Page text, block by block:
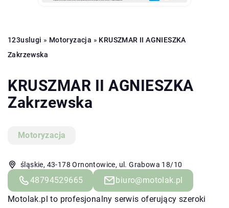
123uslugi » Motoryzacja » KRUSZMAR II AGNIESZKA
Zakrzewska
KRUSZMAR II AGNIESZKA
Zakrzewska
Motoryzacja
śląskie, 43-178 Ornontowice, ul. Grabowa 18/10
48794529665
biuro@motolak.pl
Motolak.pl to profesjonalny serwis oferujący szeroki